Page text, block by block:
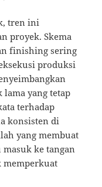
tren ini
proyek. Skema
finishing sering
produksi
yang tetap
terhadap
konsisten di
yang membuat
ke tangan